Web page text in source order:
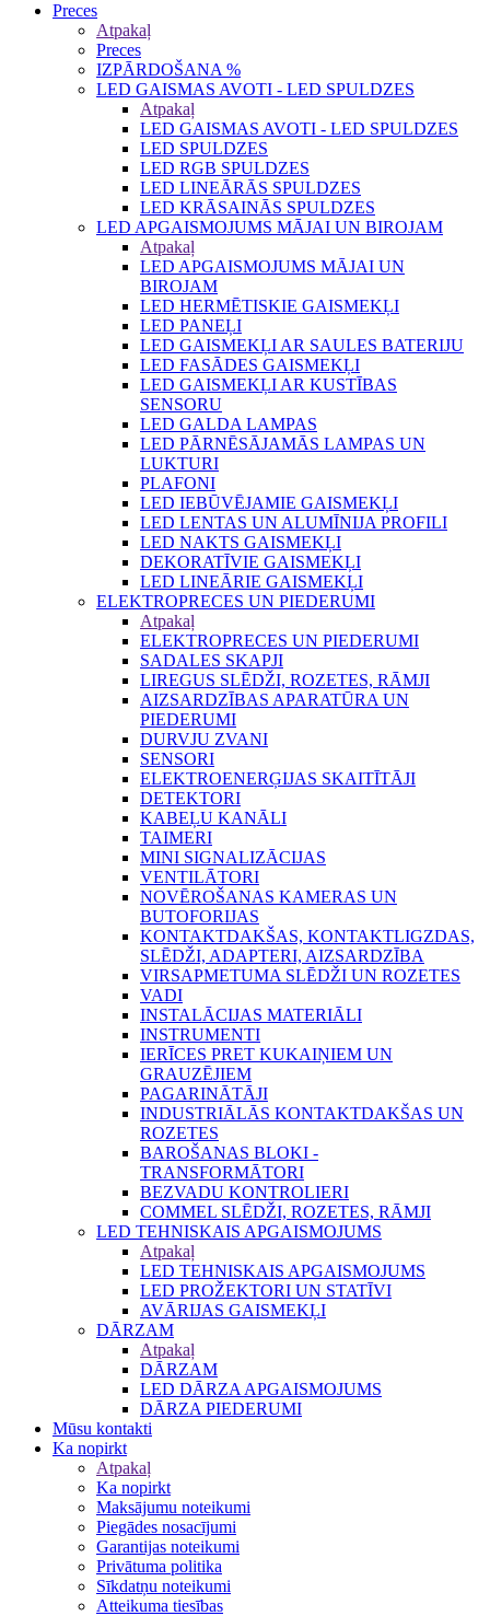
Preces
Atpakaļ
Preces
IZPĀRDOŠANA %
LED GAISMAS AVOTI - LED SPULDZES
Atpakaļ
LED GAISMAS AVOTI - LED SPULDZES
LED SPULDZES
LED RGB SPULDZES
LED LINEĀRĀS SPULDZES
LED KRĀSAINĀS SPULDZES
LED APGAISMOJUMS MĀJAI UN BIROJAM
Atpakaļ
LED APGAISMOJUMS MĀJAI UN
BIROJAM
LED HERMĒTISKIE GAISMEKĻI
LED PANEĻI
LED GAISMEKĻI AR SAULES BATERIJU
LED FASĀDES GAISMEKĻI
LED GAISMEKĻI AR KUSTĪBAS
SENSORU
LED GALDA LAMPAS
LED PĀRNĒSĀJAMĀS LAMPAS UN
LUKTURI
PLAFONI
LED IEBŪVĒJAMIE GAISMEKĻI
LED LENTAS UN ALUMĪNIJA PROFILI
LED NAKTS GAISMEKĻI
DEKORATĪVIE GAISMEKĻI
LED LINEĀRIE GAISMEKĻI
ELEKTROPRECES UN PIEDERUMI
Atpakaļ
ELEKTROPRECES UN PIEDERUMI
SADALES SKAPJI
LIREGUS SLĒDŽI, ROZETES, RĀMJI
AIZSARDZĪBAS APARATŪRA UN
PIEDERUMI
DURVJU ZVANI
SENSORI
ELEKTROENERĢIJAS SKAITĪTĀJI
DETEKTORI
KABEĻU KANĀLI
TAIMERI
MINI SIGNALIZĀCIJAS
VENTILĀTORI
NOVĒROŠANAS KAMERAS UN
BUTOFORIJAS
KONTAKTDAKŠAS, KONTAKTLIGZDAS,
SLĒDŽI, ADAPTERI, AIZSARDZĪBA
VIRSAPMETUMA SLĒDŽI UN ROZETES
VADI
INSTALĀCIJAS MATERIĀLI
INSTRUMENTI
IERĪCES PRET KUKAIŅIEM UN
GRAUZĒJIEM
PAGARINĀTĀJI
INDUSTRIĀLĀS KONTAKTDAKŠAS UN
ROZETES
BAROŠANAS BLOKI -
TRANSFORMĀTORI
BEZVADU KONTROLIERI
COMMEL SLĒDŽI, ROZETES, RĀMJI
LED TEHNISKAIS APGAISMOJUMS
Atpakaļ
LED TEHNISKAIS APGAISMOJUMS
LED PROŽEKTORI UN STATĪVI
AVĀRIJAS GAISMEKĻI
DĀRZAM
Atpakaļ
DĀRZAM
LED DĀRZA APGAISMOJUMS
DĀRZA PIEDERUMI
Mūsu kontakti
Ka nopirkt
Atpakaļ
Ka nopirkt
Maksājumu noteikumi
Piegādes nosacījumi
Garantijas noteikumi
Privātuma politika
Sīkdatņu noteikumi
Atteikuma tiesības